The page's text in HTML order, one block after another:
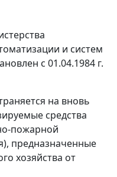
и систем
с 01.04.1984 г.
на вновь
средства
пожарной
предназначенные
хозяйства от